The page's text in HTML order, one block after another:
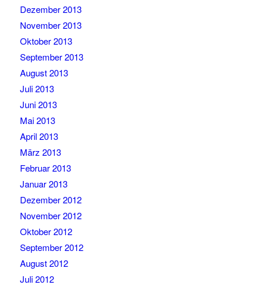
Dezember 2013
November 2013
Oktober 2013
September 2013
August 2013
Juli 2013
Juni 2013
Mai 2013
April 2013
März 2013
Februar 2013
Januar 2013
Dezember 2012
November 2012
Oktober 2012
September 2012
August 2012
Juli 2012